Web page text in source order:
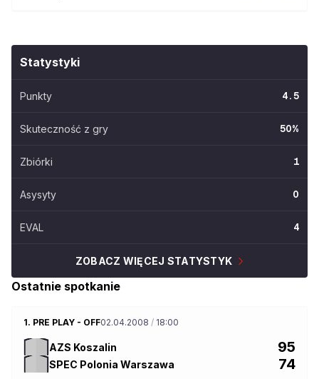
Statystyki
Punkty 4.5
Skuteczność z gry 50%
Zbiórki 1
Asysyty 0
EVAL 4
ZOBACZ WIĘCEJ STATYSTYK
Ostatnie spotkanie
1. PRE PLAY - OFF02.04.2008 / 18:00
AZS Koszalin 95
SPEC Polonia Warszawa 74